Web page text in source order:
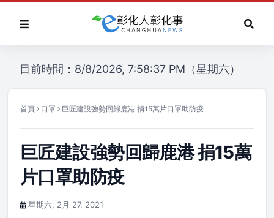
目前時間：8/8/2026, 7:58:37 PM（星期六）
首頁 口罩 巨匠建設強勢回歸鹿港 捐15萬片口罩助防疫
巨匠建設強勢回歸鹿港 捐15萬
片口罩助防疫
星期六, 2月 27, 2021